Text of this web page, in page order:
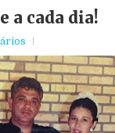
a cada dia!